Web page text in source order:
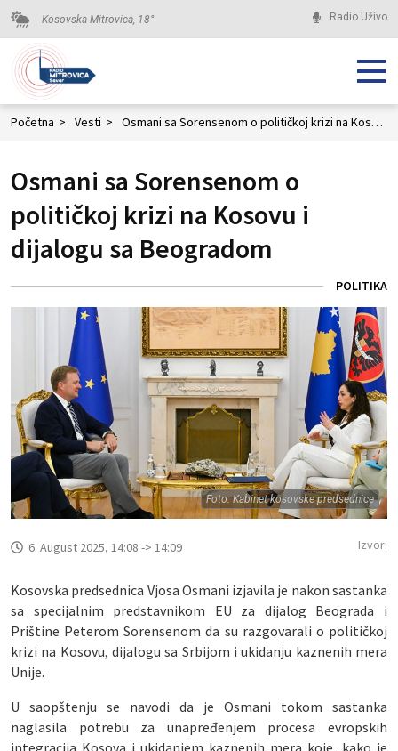
Kosovska Mitrovica, 18° Radio Uživo
Početna > Vesti > Osmani sa Sorensenom o političkoj krizi na Kosovu i dijalogu sa Beogradom
Osmani sa Sorensenom o
političkoj krizi na Kosovu i
dijalogu sa Beogradom
POLITIKA
Foto: Kabinet kosovske predsednice
6. August 2025, 14:08 -> 14:09 Izvor:
Kosovska predsednica Vjosa Osmani izjavila je nakon sastanka
sa specijalnim predstavnikom EU za dijalog Beograda i
Prištine Peterom Sorensenom da su razgovarali o političkoj
krizi na Kosovu, dijalogu sa Srbijom i ukidanju kaznenih mera
Unije.
U saopštenju se navodi da je Osmani tokom sastanka
naglasila potrebu za unapređenjem procesa evropskih